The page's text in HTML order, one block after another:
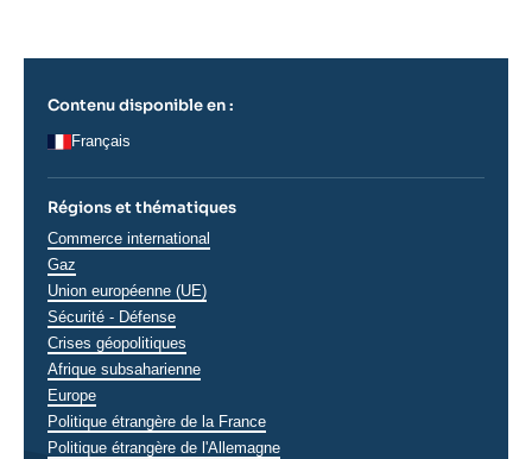
Contenu disponible en :
Français
Régions et thématiques
Thématiques
analyses
Commerce international
Gaz
Union européenne (UE)
Sécurité - Défense
Crises géopolitiques
Régions
Afrique subsaharienne
Europe
Politique étrangère de la France
Politique étrangère de l'Allemagne